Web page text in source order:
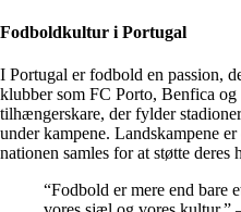
Fodboldkultur i Portugal
I Portugal er fodbold en passion,
klubber som FC Porto, Benfica
tilhængerskare, der fylder
under kampene. Landskampene
nationen samles for at støtte deres
“Fodbold er mere end bare